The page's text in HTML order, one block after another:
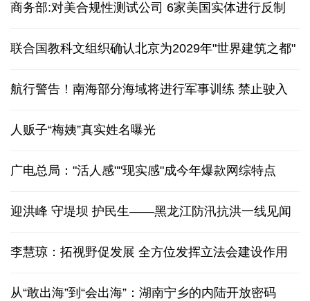
商务部:对美合规性测试公司 6家美国实体进行反制
联合国教科文组织确认北京为2029年"世界建筑之都"
航行警告！南海部分海域将进行军事训练 禁止驶入
人贩子“梅姨”真实姓名曝光
广电总局："活人感""现实感"成今年爆款网综特点
迎洪峰 守堤坝 护民生——黑龙江防汛抗洪一线见闻
李慧琼：拓视野促发展 全方位发挥立法会建设作用
从“敢出海”到“会出海”：湖南宁乡的内陆开放密码